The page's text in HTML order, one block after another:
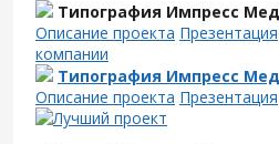
Типография Импресс
Описание проекта Презентация
компании
Типография Импресс
Описание проекта Презентация